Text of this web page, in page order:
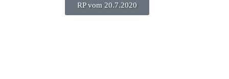
RP vom 20.7.2020